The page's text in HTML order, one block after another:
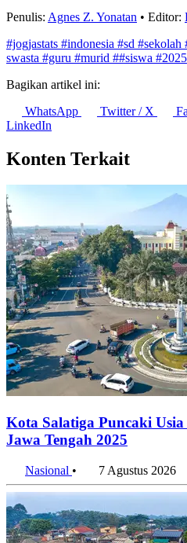
Penulis: Agnes Z. Yonatan • Editor:
#jogjastats #indonesia #sd #sekolah
swasta #guru #murid ##siswa #2025
Bagikan artikel ini:
WhatsApp
Twitter / X
LinkedIn
Konten Terkait
Kota Salatiga Puncaki
Jawa Tengah 2025
Nasional • 7 Agustus 2026